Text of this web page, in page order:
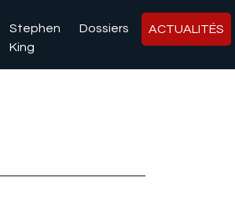
Stephen
King
Dossiers ACTUALITÉS